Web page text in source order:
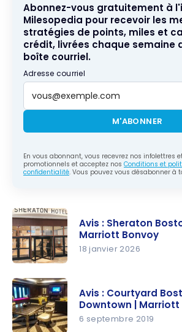
Abonnez-vous gratuitement à
Milesopedia pour recevoir les
stratégies de points, miles et
crédit, livrées chaque semaine
boîte courriel.
Adresse courriel
M'ABONNER
En vous abonnant, vous recevrez nos infolettres
promotionnels et acceptez nos Conditions et
confidentialité. Vous pouvez vous désabonner à
Sheraton
Boston
Hotel |
Avis : Sheraton
Marriott Bonvoy
18 janvier 2026
Avis : Courtyard
Downtown | Marriott
6 septembre 2019